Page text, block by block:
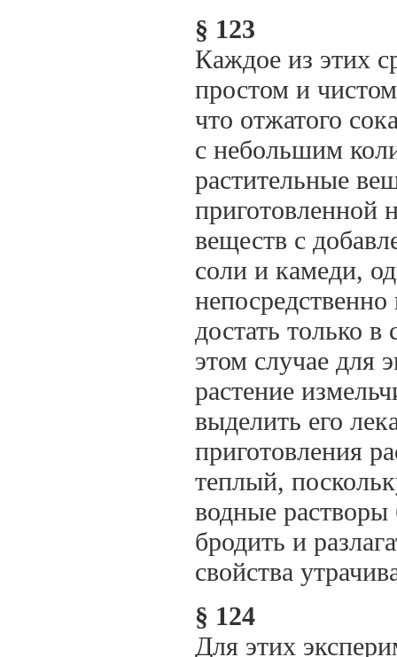
§ 123
Каждое из этих
простом и
что отжатого
с небольшим
растительные
приготовленной
веществ с
соли и камеди,
достать только
этом случае для
растение
выделить его
приготовления
теплый,
водные растворы
бродить и
свойства
§ 124
Для этих